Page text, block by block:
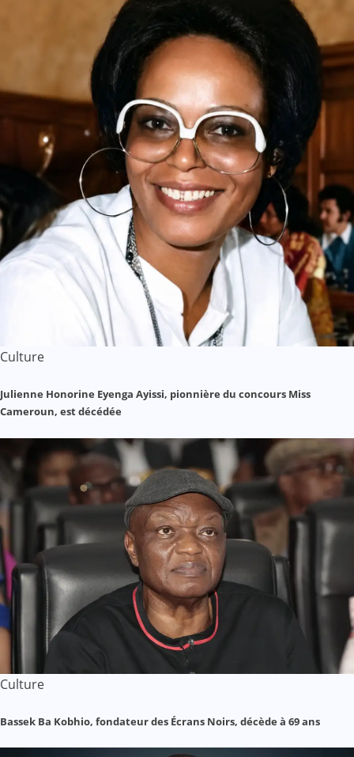
Culture
Julienne Honorine Eyenga Ayissi, pionnière du concours Miss
Cameroun, est décédée
Culture
Bassek Ba Kobhio, fondateur des Écrans Noirs, décède à 69 ans